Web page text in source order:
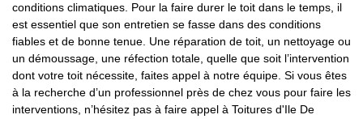
conditions climatiques. Pour la faire durer le toit dans le temps, il
est essentiel que son entretien se fasse dans des conditions
fiables et de bonne tenue. Une réparation de toit, un nettoyage ou
un démoussage, une réfection totale, quelle que soit l’intervention
dont votre toit nécessite, faites appel à notre équipe. Si vous êtes
à la recherche d’un professionnel près de chez vous pour faire les
interventions, n’hésitez pas à faire appel à Toitures d'Ile De